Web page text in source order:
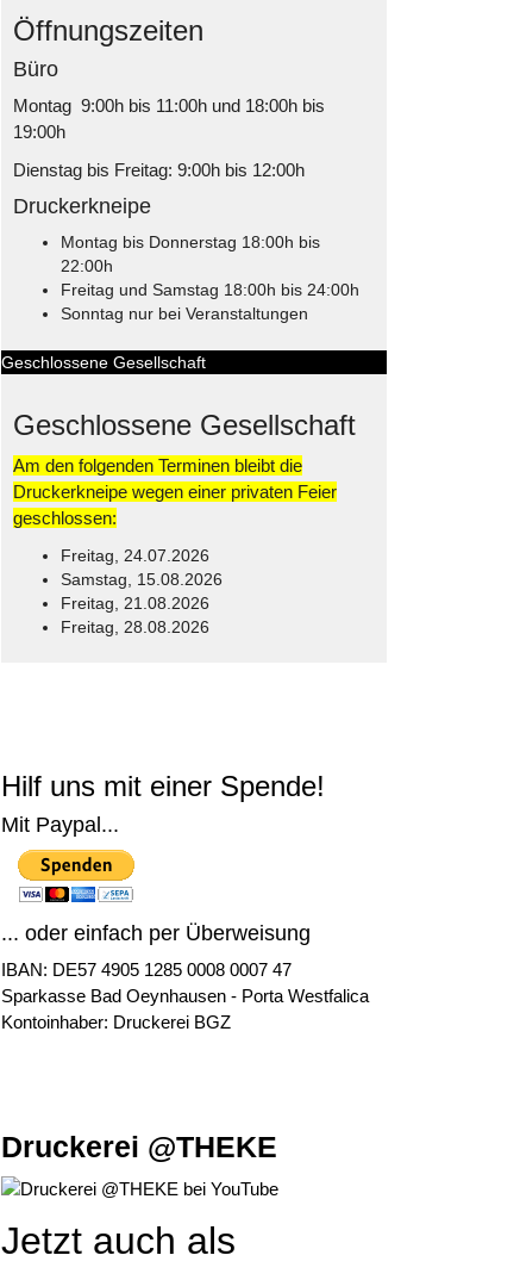
Öffnungszeiten
Büro
Montag 9:00h bis 11:00h und 18:00h bis
19:00h
Dienstag bis Freitag: 9:00h bis 12:00h
Druckerkneipe
Montag bis Donnerstag 18:00h bis
22:00h
Freitag und Samstag 18:00h bis 24:00h
Sonntag nur bei Veranstaltungen
Geschlossene Gesellschaft
Geschlossene Gesellschaft
Am den folgenden Terminen bleibt die
Druckerkneipe wegen einer privaten Feier
geschlossen:
Freitag, 24.07.2026
Samstag, 15.08.2026
Freitag, 21.08.2026
Freitag, 28.08.2026
Hilf uns mit einer Spende!
Mit Paypal...
... oder einfach per Überweisung
IBAN: DE57 4905 1285 0008 0007 47
Sparkasse Bad Oeynhausen - Porta Westfalica
Kontoinhaber: Druckerei BGZ
Druckerei @THEKE
Jetzt auch als